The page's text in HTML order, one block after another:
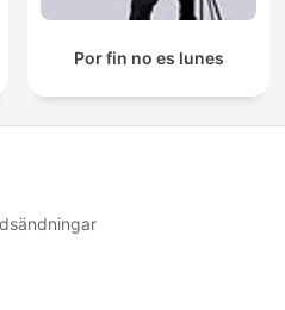
Por fin no es lunes